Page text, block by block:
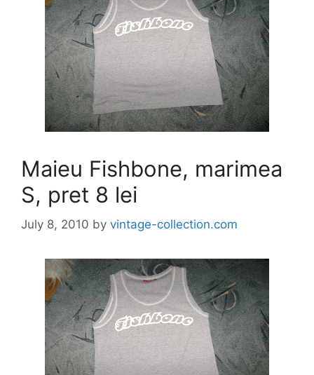
Maieu Fishbone, marimea
S, pret 8 lei
July 8, 2010 by vintage-collection.com